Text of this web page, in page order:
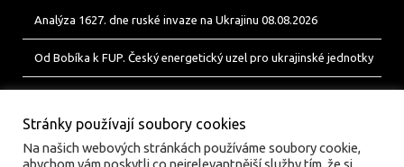
Analýza 1627. dne ruské invaze na Ukrajinu 08.08.2026
Od Bobíka k FUP. Český energetický uzel pro ukrajinské jednotky
Stránky používají soubory cookies
Na našich webových stránkách používáme soubory cookie,
abychom vám poskytli co nejrelevantnější služby tím, že si